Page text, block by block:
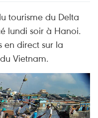
tourisme du Delta
lundi soir à Hanoi.
en direct sur la
Vietnam.